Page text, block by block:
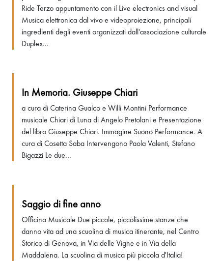
Ride Terzo appuntamento con il Live electronics and visual
Musica elettronica dal vivo e videoproiezione, principali
ingredienti degli eventi organizzati dall'associazione culturale
Duplex...
In Memoria. Giuseppe Chiari
a cura di Caterina Gualco e Willi Montini Performance
musicale Chiari di Luna di Angelo Pretolani e Presentazione
del libro Giuseppe Chiari. Immagine Suono Performance. A
cura di Cosetta Saba Intervengono Paola Valenti, Stefano
Bigazzi Le due...
Saggio di fine anno
Officina Musicale Due piccole, piccolissime stanze che
danno vita ad una scuolina di musica itinerante, nel Centro
Storico di Genova, in Via delle Vigne e in Via della
Maddalena. La scuolina di musica più piccola d'Italia!